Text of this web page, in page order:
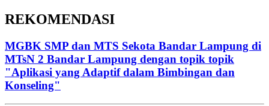
REKOMENDASI
MGBK SMP dan MTS Sekota Bandar Lampung di
MTsN 2 Bandar Lampung dengan topik topik
"Aplikasi yang Adaptif dalam Bimbingan dan
Konseling"